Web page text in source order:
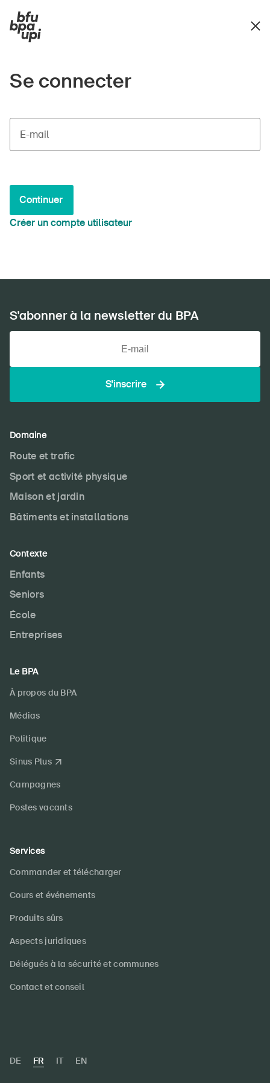
Se connecter
E-mail
Continuer
Créer un compte utilisateur
S'abonner à la newsletter du BPA
S'inscrire
Domaine
Route et trafic
Sport et activité physique
Maison et jardin
Bâtiments et installations
Contexte
Enfants
Seniors
École
Entreprises
Le BPA
À propos du BPA
Médias
Politique
Sinus Plus
Campagnes
Postes vacants
Services
Commander et télécharger
Cours et événements
Produits sûrs
Aspects juridiques
Délégués à la sécurité et communes
Contact et conseil
DE FR IT EN